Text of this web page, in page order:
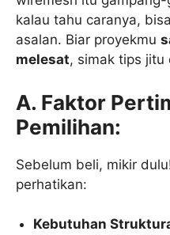
kalau tahu caranya,
asalan. Biar proyekmu
melesat, simak tips jitu
A. Faktor
Pemilihan:
Sebelum beli, mikir
perhatikan:
Kebutuhan